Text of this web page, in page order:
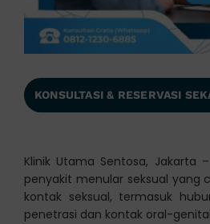
KONSULTASI & RESERVASI
Klinik Utama Sentosa, Jakarta
penyakit menular seksual yang
kontak seksual, termasuk
penetrasi dan kontak oral-